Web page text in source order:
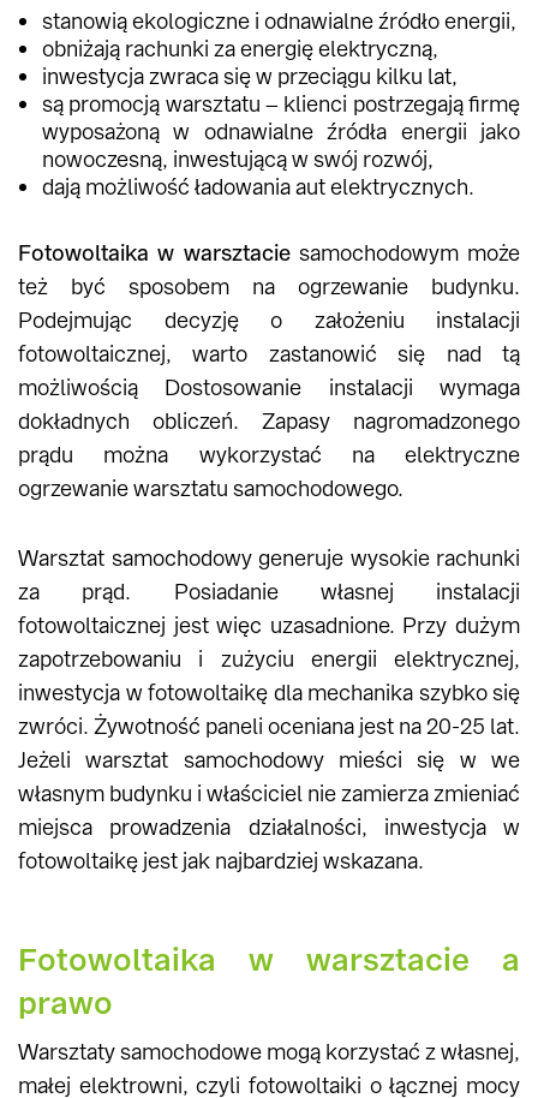
stanowią ekologiczne i odnawialne źródło energii,
obniżają rachunki za energię elektryczną,
inwestycja zwraca się w przeciągu kilku lat,
są promocją warsztatu – klienci postrzegają firmę
wyposażoną w odnawialne źródła energii jako
nowoczesną, inwestującą w swój rozwój,
dają możliwość ładowania aut elektrycznych.
Fotowoltaika w warsztacie samochodowym może
też być sposobem na ogrzewanie budynku.
Podejmując decyzję o założeniu instalacji
fotowoltaicznej, warto zastanowić się nad tą
możliwością Dostosowanie instalacji wymaga
dokładnych obliczeń. Zapasy nagromadzonego
prądu można wykorzystać na elektryczne
ogrzewanie warsztatu samochodowego.
Warsztat samochodowy generuje wysokie rachunki
za prąd. Posiadanie własnej instalacji
fotowoltaicznej jest więc uzasadnione. Przy dużym
zapotrzebowaniu i zużyciu energii elektrycznej,
inwestycja w fotowoltaikę dla mechanika szybko się
zwróci. Żywotność paneli oceniana jest na 20-25 lat.
Jeżeli warsztat samochodowy mieści się w we
własnym budynku i właściciel nie zamierza zmieniać
miejsca prowadzenia działalności, inwestycja w
fotowoltaikę jest jak najbardziej wskazana.
Fotowoltaika w warsztacie a
prawo
Warsztaty samochodowe mogą korzystać z własnej,
małej elektrowni, czyli fotowoltaiki o łącznej mocy